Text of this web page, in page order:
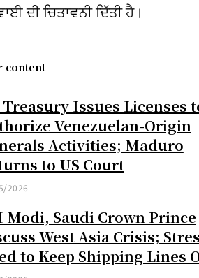
ਦੀ ਚਿਤਾਵਨੀ ਦਿੱਤੀ ਹੈ।
content
Treasury Issues Licenses
Venezuelan-Origin
Activities; Maduro
to US Court
2026
Modi, Saudi Crown Prince
West Asia Crisis;
to Keep Shipping Lines